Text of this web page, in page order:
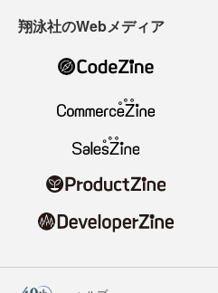
翔泳社のWebメディア